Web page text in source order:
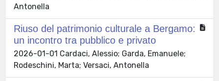
Antonella
Riuso del patrimonio culturale a Bergamo:
un incontro tra pubblico e privato
2026-01-01 Cardaci, Alessio; Garda, Emanuele;
Rodeschini, Marta; Versaci, Antonella